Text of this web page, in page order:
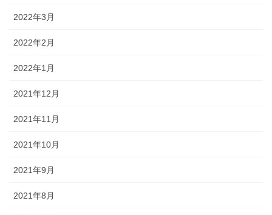
2022年3月
2022年2月
2022年1月
2021年12月
2021年11月
2021年10月
2021年9月
2021年8月